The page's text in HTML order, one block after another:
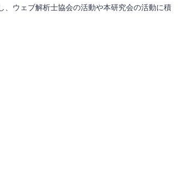
ウェブ解析士協会の活動や本研究会の活動に積